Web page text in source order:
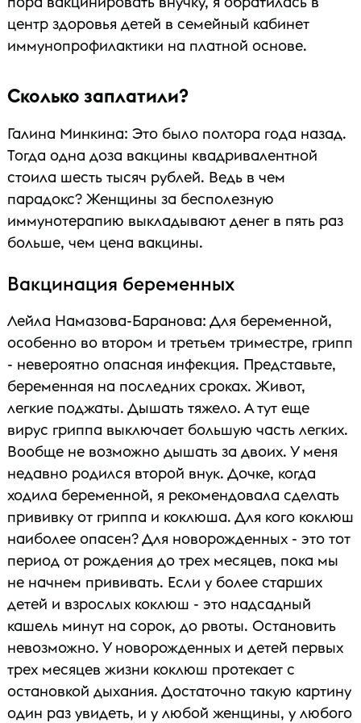
центр здоровья детей в семейный кабинет
иммунопрофилактики на платной основе.
Сколько заплатили?
Галина Минкина: Это было полтора года назад.
Тогда одна доза вакцины квадривалентной
стоила шесть тысяч рублей. Ведь в чем
парадокс? Женщины за бесполезную
иммунотерапию выкладывают денег в пять раз
больше, чем цена вакцины.
Вакцинация беременных
Лейла Намазова-Баранова: Для беременной,
особенно во втором и третьем триместре, грипп
- невероятно опасная инфекция. Представьте,
беременная на последних сроках. Живот,
легкие поджаты. Дышать тяжело. А тут еще
вирус гриппа выключает большую часть легких.
Вообще не возможно дышать за двоих. У меня
недавно родился второй внук. Дочке, когда
ходила беременной, я рекомендовала сделать
прививку от гриппа и коклюша. Для кого коклюш
наиболее опасен? Для новорожденных - это тот
период от рождения до трех месяцев, пока мы
не начнем прививать. Если у более старших
детей и взрослых коклюш - это надсадный
кашель минут на сорок, до рвоты. Остановить
невозможно. У новорожденных и детей первых
трех месяцев жизни коклюш протекает с
остановкой дыхания. Достаточно такую картину
один раз увидеть, и у любой женщины, у любого